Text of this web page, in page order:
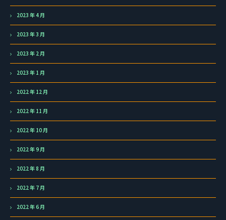
2023 年 4 月
2023 年 3 月
2023 年 2 月
2023 年 1 月
2022 年 12 月
2022 年 11 月
2022 年 10 月
2022 年 9 月
2022 年 8 月
2022 年 7 月
2022 年 6 月